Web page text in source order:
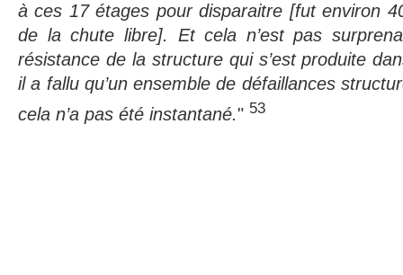
à ces 17 étages pour disparaitre [fut environ
de la chute libre]. Et cela n’est pas
résistance de la structure qui s’est produite
il a fallu qu’un ensemble de défaillances
cela n’a pas été instantané." 53